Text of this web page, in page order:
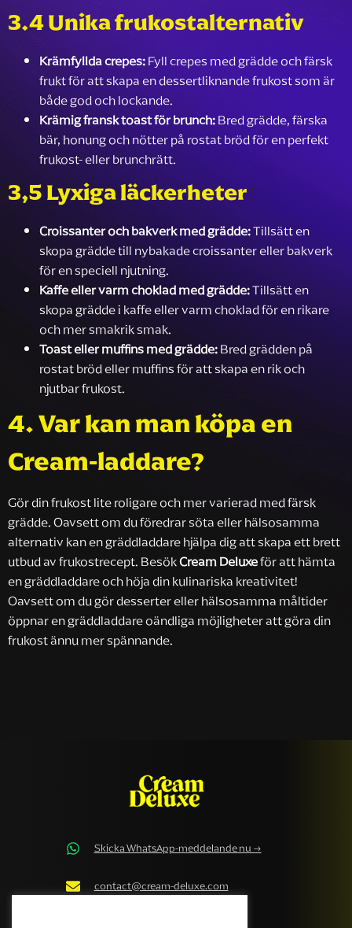
3.4 Unika frukostalternativ
Krämfyllda crepes:Fyll crepes med grädde och färsk
frukt för att skapa en dessertliknande frukost som är
både god och lockande.
Krämig fransk toast för brunch:Bred grädde, färska
bär, honung och nötter på rostat bröd för en perfekt
frukost- eller brunchrätt.
3,5 Lyxiga läckerheter
Croissanter och bakverk med grädde:Tillsätt en
skopa grädde till nybakade croissanter eller bakverk
för en speciell njutning.
Kaffe eller varm choklad med grädde:Tillsätt en
skopa grädde i kaffe eller varm choklad för en rikare
och mer smakrik smak.
Toast eller muffins med grädde:Bred grädden på
rostat bröd eller muffins för att skapa en rik och
njutbar frukost.
4. Var kan man köpa en
Cream-laddare?
Gör din frukost lite roligare och mer varierad med färsk
grädde. Oavsett om du föredrar söta eller hälsosamma
alternativ kan en gräddladdare hjälpa dig att skapa ett brett
utbud av frukostrecept. BesökCream Deluxeför att hämta
en gräddladdare och höja din kulinariska kreativitet!
Oavsett om du gör desserter eller hälsosamma måltider
öppnar en gräddladdare oändliga möjligheter att göra din
frukost ännu mer spännande.
Skicka WhatsApp-meddelande nu →
contact@cream-deluxe.com